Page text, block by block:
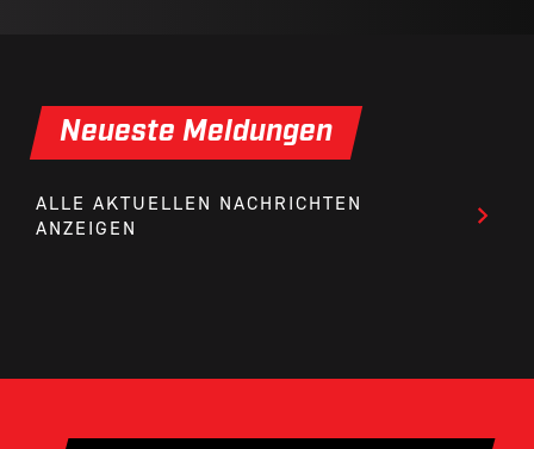
Neueste Meldungen
ALLE AKTUELLEN NACHRICHTEN
ANZEIGEN